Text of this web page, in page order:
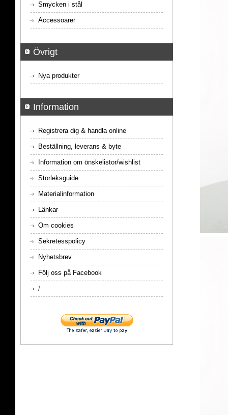
Smycken i stål
Accessoarer
Övrigt
Nya produkter
Information
Registrera dig & handla online
Beställning, leverans & byte
Information om önskelistor/wishlist
Storleksguide
Materialinformation
Länkar
Om cookies
Sekretesspolicy
Nyhetsbrev
Följ oss på Facebook
/